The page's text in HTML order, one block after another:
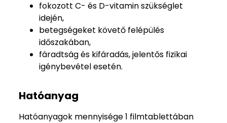
fokozott C- és D-vitamin szükséglet
idején,
betegségeket követő felépülés
időszakában,
fáradtság és kifáradás, jelentős fizikai
igénybevétel esetén.
Hatóanyag
Hatóanyagok mennyisége 1 filmtablettában